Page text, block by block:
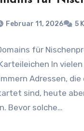
Februar 11, 2026 5
für
In vielen
Adressen,
sind, heute
Bevor solche…